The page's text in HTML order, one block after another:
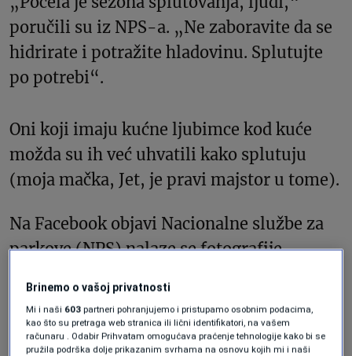
poručili su iz NPS-a. „Ne zaboravite da se
hidrirate i potražite hladovinu. Splutujte
po potrebi“.
Oni koji imaju kućne ljubimce kod kuće
možda su ih već uhvatili kako splutuju
(moja mačka, Jet, je pravi majstor u tome).
Na Facebook objavi Nacionalne službe za
parkove (NPS) nalaze se fotografije
uključujući medvjeda, mrmota i vjeverice.
Jedna slika prikazuje kornjaču usred
Brinemo o vašoj privatnosti
Mi i naši 603 partneri pohranjujemo i pristupamo osobnim podacima,
kao što su pretraga web stranica ili lični identifikatori, na vašem
računaru . Odabir Prihvatam omogućava praćenje tehnologije kako bi se
pružila podrška dolje prikazanim svrhama na osnovu kojih mi i naši